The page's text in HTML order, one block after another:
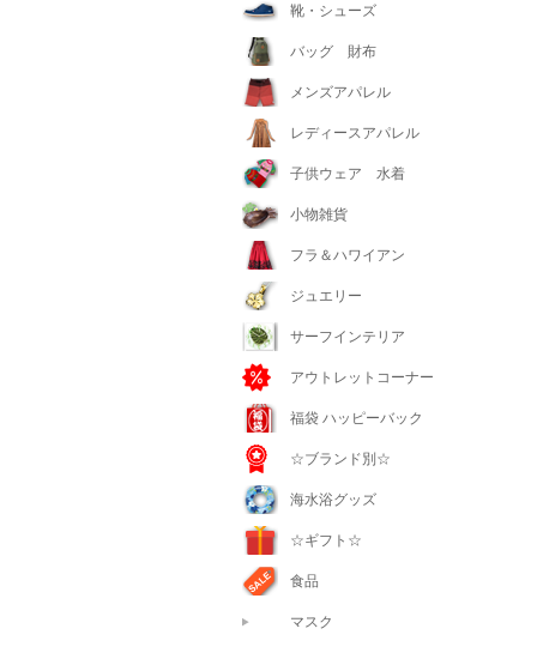
靴・シューズ
バッグ 財布
メンズアパレル
レディースアパレル
子供ウェア 水着
小物雑貨
フラ＆ハワイアン
ジュエリー
サーフインテリア
アウトレットコーナー
福袋 ハッピーバック
☆ブランド別☆
海水浴グッズ
☆ギフト☆
食品
マスク